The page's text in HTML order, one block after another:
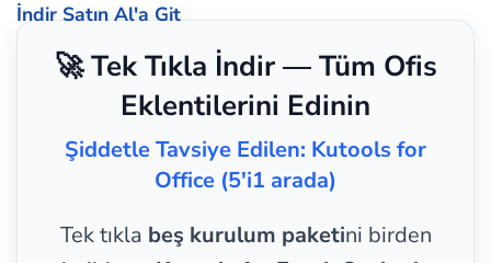
İndir Satın Al'a Git
🚀 Tek Tıkla İndir — Tüm Ofis
Eklentilerini Edinin
Şiddetle Tavsiye Edilen: Kutools for
Office (5'i1 arada)
Tek tıkla beş kurulum paketini birden